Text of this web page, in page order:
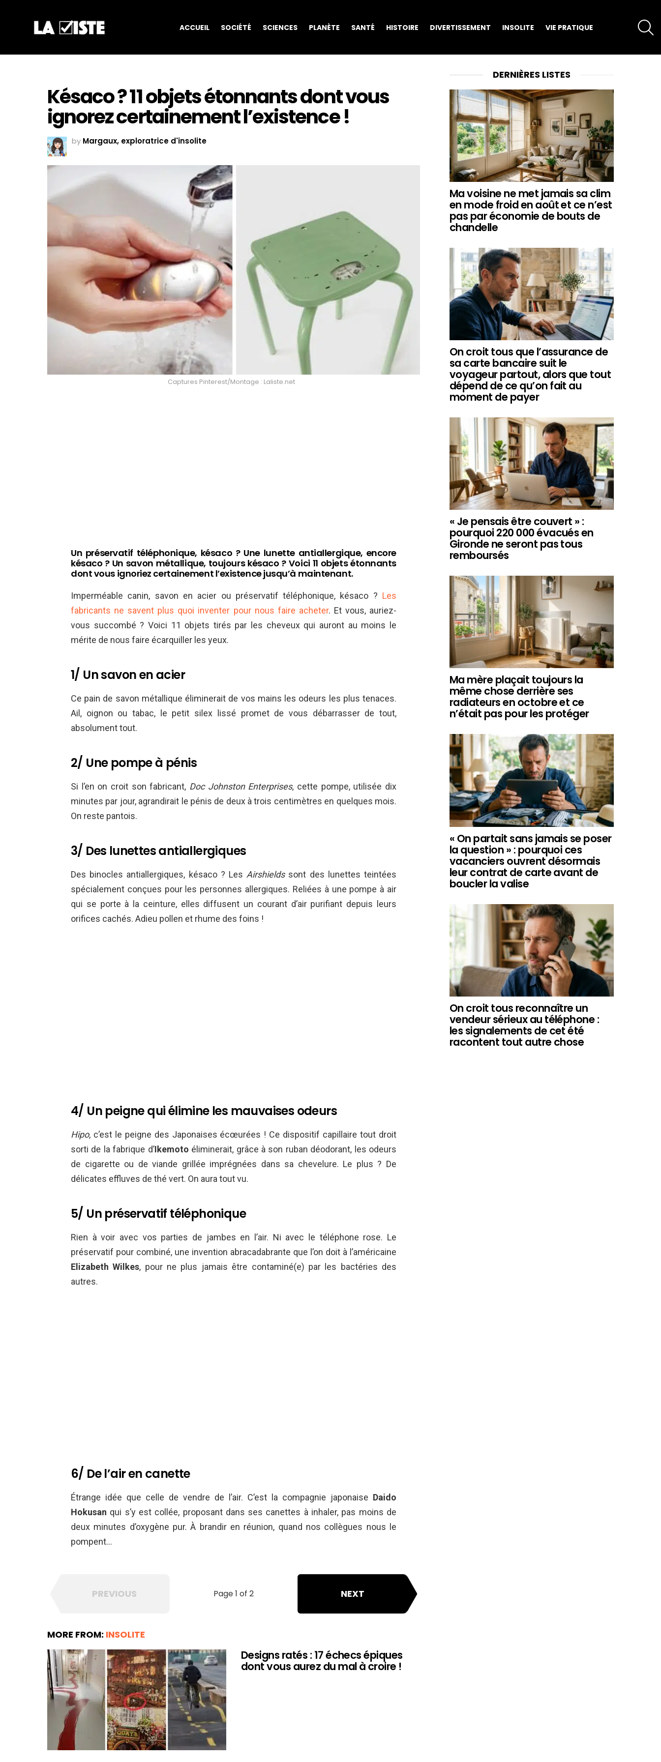
ACCUEIL SOCIÉTÉ SCIENCES PLANÈTE SANTÉ HISTOIRE DIVERTISSEMENT INSOLITE VIE PRATIQUE
Késaco ? 11 objets étonnants dont vous
ignorez certainement l’existence !
by Margaux, exploratrice d'insolite
Captures Pinterest/Montage : Laliste.net
Un préservatif téléphonique, késaco ? Une lunette antiallergique, encore
késaco ? Un savon métallique, toujours késaco ? Voici 11 objets étonnants
dont vous ignoriez certainement l’existence jusqu’à maintenant.
Imperméable canin, savon en acier ou préservatif téléphonique, késaco ? Les
fabricants ne savent plus quoi inventer pour nous faire acheter. Et vous, auriez-
vous succombé ? Voici 11 objets tirés par les cheveux qui auront au moins le
mérite de nous faire écarquiller les yeux.
1/ Un savon en acier
Ce pain de savon métallique éliminerait de vos mains les odeurs les plus tenaces.
Ail, oignon ou tabac, le petit silex lissé promet de vous débarrasser de tout,
absolument tout.
2/ Une pompe à pénis
Si l’en on croit son fabricant, Doc Johnston Enterprises, cette pompe, utilisée dix
minutes par jour, agrandirait le pénis de deux à trois centimètres en quelques mois.
On reste pantois.
3/ Des lunettes antiallergiques
Des binocles antiallergiques, késaco ? Les Airshields sont des lunettes teintées
spécialement conçues pour les personnes allergiques. Reliées à une pompe à air
qui se porte à la ceinture, elles diffusent un courant d’air purifiant depuis leurs
orifices cachés. Adieu pollen et rhume des foins !
4/ Un peigne qui élimine les mauvaises odeurs
Hipo, c’est le peigne des Japonaises écœurées ! Ce dispositif capillaire tout droit
sorti de la fabrique d’Ikemoto éliminerait, grâce à son ruban déodorant, les odeurs
de cigarette ou de viande grillée imprégnées dans sa chevelure. Le plus ? De
délicates effluves de thé vert. On aura tout vu.
5/ Un préservatif téléphonique
Rien à voir avec vos parties de jambes en l’air. Ni avec le téléphone rose. Le
préservatif pour combiné, une invention abracadabrante que l’on doit à l’américaine
Elizabeth Wilkes, pour ne plus jamais être contaminé(e) par les bactéries des
autres.
6/ De l’air en canette
Étrange idée que celle de vendre de l’air. C’est la compagnie japonaise Daido
Hokusan qui s’y est collée, proposant dans ses canettes à inhaler, pas moins de
deux minutes d’oxygène pur. À brandir en réunion, quand nos collègues nous le
pompent…
Page 1 of 2
PREVIOUS NEXT
MORE FROM: INSOLITE
Designs ratés : 17 échecs épiques
dont vous aurez du mal à croire !
DERNIÈRES LISTES
Ma voisine ne met jamais sa clim
en mode froid en août et ce n’est
pas par économie de bouts de
chandelle
On croit tous que l’assurance de
sa carte bancaire suit le
voyageur partout, alors que tout
dépend de ce qu’on fait au
moment de payer
« Je pensais être couvert » :
pourquoi 220 000 évacués en
Gironde ne seront pas tous
remboursés
Ma mère plaçait toujours la
même chose derrière ses
radiateurs en octobre et ce
n’était pas pour les protéger
« On partait sans jamais se poser
la question » : pourquoi ces
vacanciers ouvrent désormais
leur contrat de carte avant de
boucler la valise
On croit tous reconnaître un
vendeur sérieux au téléphone :
les signalements de cet été
racontent tout autre chose